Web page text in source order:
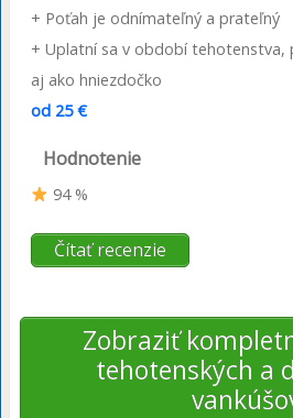
+ Poťah je odnímateľný a prateľný
+ Uplatní sa v období tehotenstva,
aj ako hniezdočko
od 25 €
Hodnotenie
94 %
Čítať recenzie
Zobraziť
tehotenských a